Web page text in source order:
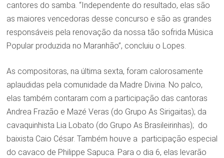
cantores do samba. “Independente do resultado, elas são
as maiores vencedoras desse concurso e são as grandes
responsáveis pela renovação da nossa tão sofrida Música
Popular produzida no Maranhão”, concluiu o Lopes.
As compositoras, na última sexta, foram calorosamente
aplaudidas pela comunidade da Madre Divina. No palco,
elas também contaram com a participação das cantoras
Andrea Frazão e Mazé Veras (do Grupo As Sirigaitas); da
cavaquinhista Lia Lobato (do Grupo As Brasileirinhas); do
baixista Caio César. Também houve a participação especial
do cavaco de Philippe Sapuca. Para o dia 6, elas levarão